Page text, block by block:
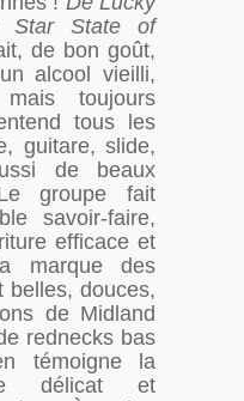
Star State of
de bon goût,
alcool vieilli,
toujours
tous les
guitare, slide,
de beaux
groupe fait
savoir-faire,
efficace et
marque des
belles, douces,
de Midland
rednecks bas
témoigne la
délicat et